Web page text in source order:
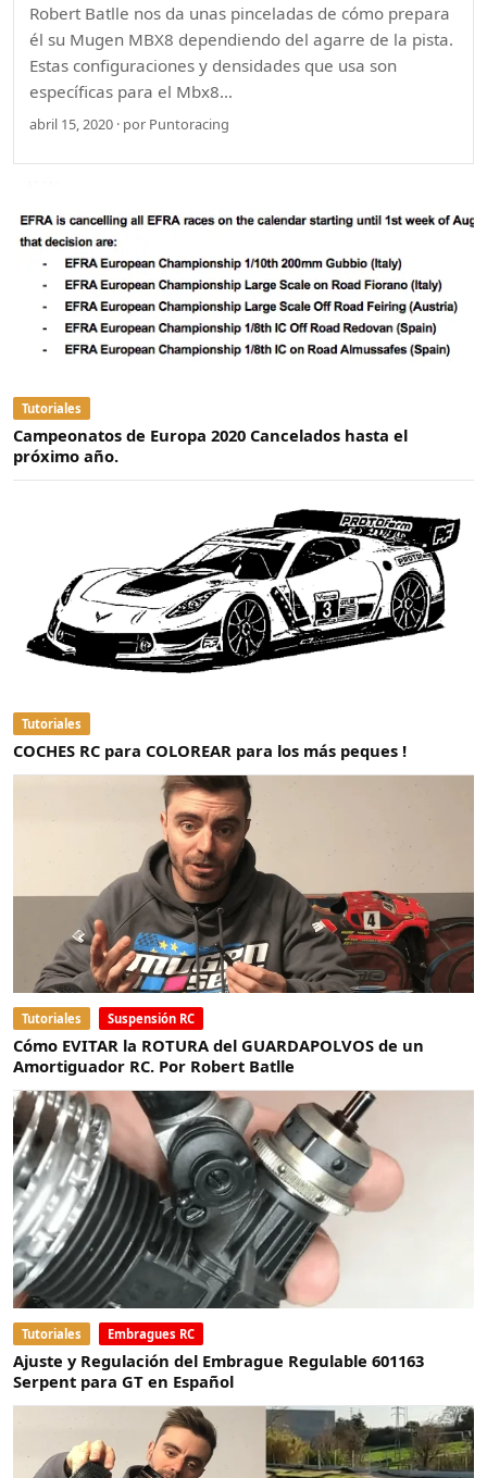
Robert Batlle nos da unas pinceladas de cómo prepara
él su Mugen MBX8 dependiendo del agarre de la pista.
Estas configuraciones y densidades que usa son
específicas para el Mbx8…
abril 15, 2020 · por Puntoracing
Tutoriales
Campeonatos de Europa 2020 Cancelados hasta el
próximo año.
Tutoriales
COCHES RC para COLOREAR para los más peques !
Tutoriales Suspensión RC
Cómo EVITAR la ROTURA del GUARDAPOLVOS de un
Amortiguador RC. Por Robert Batlle
Tutoriales Embragues RC
Ajuste y Regulación del Embrague Regulable 601163
Serpent para GT en Español